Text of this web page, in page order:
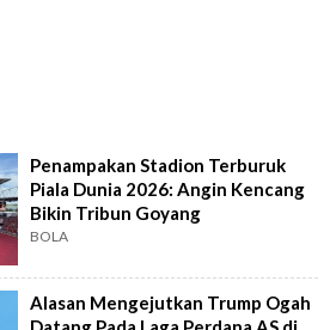
Penampakan Stadion Terburuk
Piala Dunia 2026: Angin Kencang
Bikin Tribun Goyang
BOLA
Alasan Mengejutkan Trump Ogah